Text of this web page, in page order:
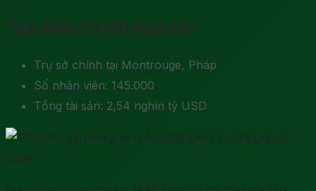
Tập đoàn Credit Agricole
Trụ sở chính tại Montrouge, Pháp
Số nhân viên: 145.000
Tổng tài sản: 2,54 nghìn tỷ USD